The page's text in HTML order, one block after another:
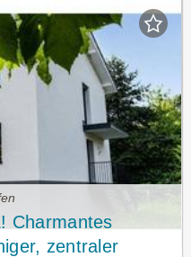
Charmantes
zentraler